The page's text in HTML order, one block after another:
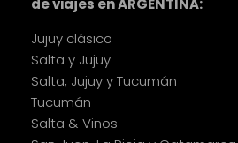
de viajes en ARGENTINA:
Jujuy clásico
Salta y Jujuy
Salta, Jujuy y Tucumán
Tucumán
Salta & Vinos